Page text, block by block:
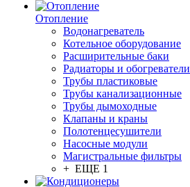
Отопление
Водонагреватель
Котельное оборудование
Расширительные баки
Радиаторы и обогреватели
Трубы пластиковые
Трубы канализационные
Трубы дымоходные
Клапаны и краны
Полотенцесушители
Насосные модули
Магистральные фильтры
+ ЕЩЕ 1